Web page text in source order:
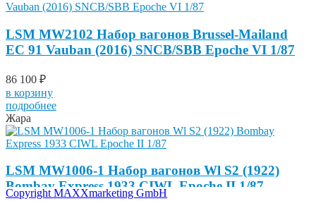
LSM MW2102 Набор вагонов Brussel-Mailand
EC 91 Vauban (2016) SNCB/SBB Epoche VI 1/87
86 100 ₽
в корзину
подробнее
Жара
LSM MW1006-1 Набор вагонов Wl S2 (1922)
Bombay Express 1933 CIWL Epoche II 1/87
Copyright MAXXmarketing GmbH